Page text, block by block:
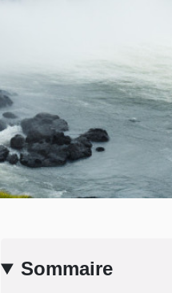
Sommaire